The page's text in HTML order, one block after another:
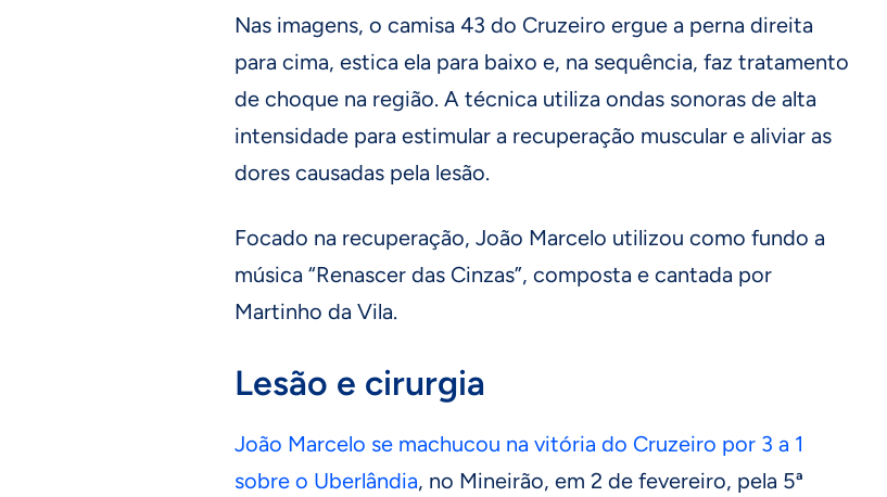
Nas imagens, o camisa 43 do Cruzeiro ergue a perna direita
para cima, estica ela para baixo e, na sequência, faz tratamento
de choque na região. A técnica utiliza ondas sonoras de alta
intensidade para estimular a recuperação muscular e aliviar as
dores causadas pela lesão.
Focado na recuperação, João Marcelo utilizou como fundo a
música “Renascer das Cinzas”, composta e cantada por
Martinho da Vila.
Lesão e cirurgia
João Marcelo se machucou na vitória do Cruzeiro por 3 a 1
sobre o Uberlândia, no Mineirão, em 2 de fevereiro, pela 5ª